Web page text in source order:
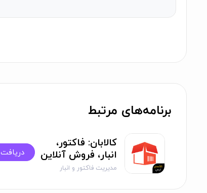
برنامه‌های مرتبط
کالابان: فاکتور،
انبار، فروش آنلاین
مدیریت فاکتور و انبار
دریافت